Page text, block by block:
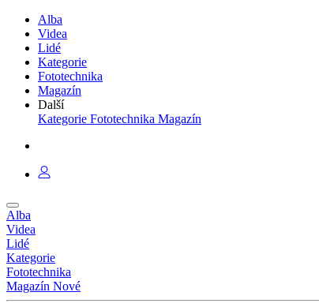
Alba
Videa
Lidé
Kategorie
Fototechnika
Magazín
Další
Kategorie Fototechnika Magazín
Alba
Videa
Lidé
Kategorie
Fototechnika
Magazín Nové